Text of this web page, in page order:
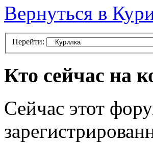
Вернуться в
Перейти:
Кто сейчас на
Сейчас этот